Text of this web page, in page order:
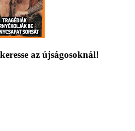
az újságosoknál!